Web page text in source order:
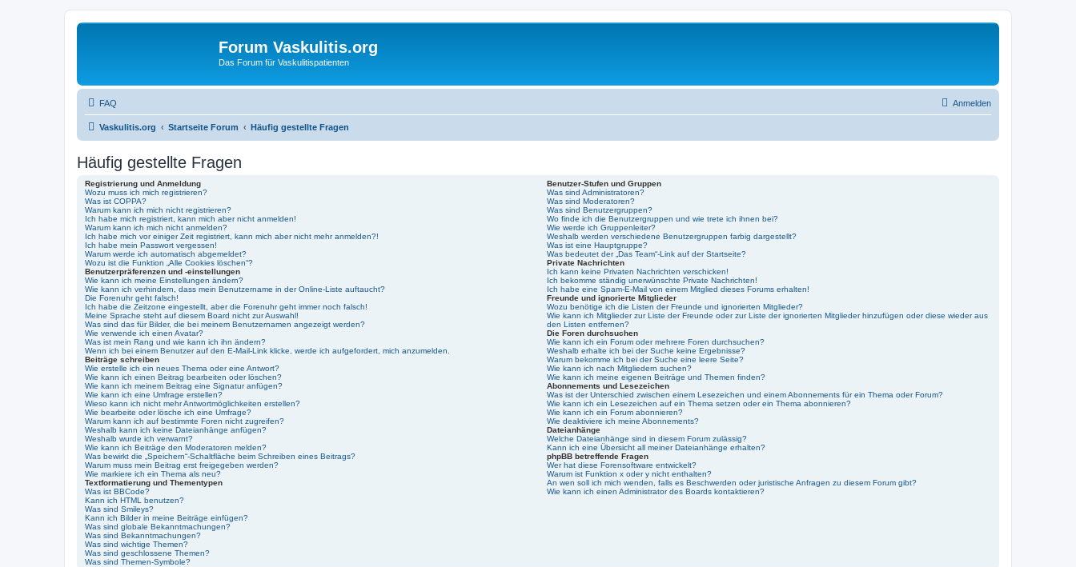
Forum Vaskulitis.org
Das Forum für Vaskulitispatienten
FAQ Anmelden
Vaskulitis.org Startseite Forum Häufig gestellte Fragen
Häufig gestellte Fragen
Registrierung und Anmeldung
Wozu muss ich mich registrieren?
Was ist COPPA?
Warum kann ich mich nicht registrieren?
Ich habe mich registriert, kann mich aber nicht anmelden!
Warum kann ich mich nicht anmelden?
Ich habe mich vor einiger Zeit registriert, kann mich aber nicht mehr anmelden?!
Ich habe mein Passwort vergessen!
Warum werde ich automatisch abgemeldet?
Wozu ist die Funktion „Alle Cookies löschen“?
Benutzerpräferenzen und -einstellungen
Wie kann ich meine Einstellungen ändern?
Wie kann ich verhindern, dass mein Benutzername in der Online-Liste auftaucht?
Die Forenuhr geht falsch!
Ich habe die Zeitzone eingestellt, aber die Forenuhr geht immer noch falsch!
Meine Sprache steht auf diesem Board nicht zur Auswahl!
Was sind das für Bilder, die bei meinem Benutzernamen angezeigt werden?
Wie verwende ich einen Avatar?
Was ist mein Rang und wie kann ich ihn ändern?
Wenn ich bei einem Benutzer auf den E-Mail-Link klicke, werde ich aufgefordert, mich anzumelden.
Beiträge schreiben
Wie erstelle ich ein neues Thema oder eine Antwort?
Wie kann ich einen Beitrag bearbeiten oder löschen?
Wie kann ich meinem Beitrag eine Signatur anfügen?
Wie kann ich eine Umfrage erstellen?
Wieso kann ich nicht mehr Antwortmöglichkeiten erstellen?
Wie bearbeite oder lösche ich eine Umfrage?
Warum kann ich auf bestimmte Foren nicht zugreifen?
Weshalb kann ich keine Dateianhänge anfügen?
Weshalb wurde ich verwarnt?
Wie kann ich Beiträge den Moderatoren melden?
Was bewirkt die „Speichern“-Schaltfläche beim Schreiben eines Beitrags?
Warum muss mein Beitrag erst freigegeben werden?
Wie markiere ich ein Thema als neu?
Textformatierung und Thementypen
Was ist BBCode?
Kann ich HTML benutzen?
Was sind Smileys?
Kann ich Bilder in meine Beiträge einfügen?
Was sind globale Bekanntmachungen?
Was sind Bekanntmachungen?
Was sind wichtige Themen?
Was sind geschlossene Themen?
Was sind Themen-Symbole?
Benutzer-Stufen und Gruppen
Was sind Administratoren?
Was sind Moderatoren?
Was sind Benutzergruppen?
Wo finde ich die Benutzergruppen und wie trete ich ihnen bei?
Wie werde ich Gruppenleiter?
Weshalb werden verschiedene Benutzergruppen farbig dargestellt?
Was ist eine Hauptgruppe?
Was bedeutet der „Das Team“-Link auf der Startseite?
Private Nachrichten
Ich kann keine Privaten Nachrichten verschicken!
Ich bekomme ständig unerwünschte Private Nachrichten!
Ich habe eine Spam-E-Mail von einem Mitglied dieses Forums erhalten!
Freunde und ignorierte Mitglieder
Wozu benötige ich die Listen der Freunde und ignorierten Mitglieder?
Wie kann ich Mitglieder zur Liste der Freunde oder zur Liste der ignorierten Mitglieder hinzufügen oder diese wieder aus
den Listen entfernen?
Die Foren durchsuchen
Wie kann ich ein Forum oder mehrere Foren durchsuchen?
Weshalb erhalte ich bei der Suche keine Ergebnisse?
Warum bekomme ich bei der Suche eine leere Seite?
Wie kann ich nach Mitgliedern suchen?
Wie kann ich meine eigenen Beiträge und Themen finden?
Abonnements und Lesezeichen
Was ist der Unterschied zwischen einem Lesezeichen und einem Abonnements für ein Thema oder Forum?
Wie kann ich ein Lesezeichen auf ein Thema setzen oder ein Thema abonnieren?
Wie kann ich ein Forum abonnieren?
Wie deaktiviere ich meine Abonnements?
Dateianhänge
Welche Dateianhänge sind in diesem Forum zulässig?
Kann ich eine Übersicht all meiner Dateianhänge erhalten?
phpBB betreffende Fragen
Wer hat diese Forensoftware entwickelt?
Warum ist Funktion x oder y nicht enthalten?
An wen soll ich mich wenden, falls es Beschwerden oder juristische Anfragen zu diesem Forum gibt?
Wie kann ich einen Administrator des Boards kontaktieren?